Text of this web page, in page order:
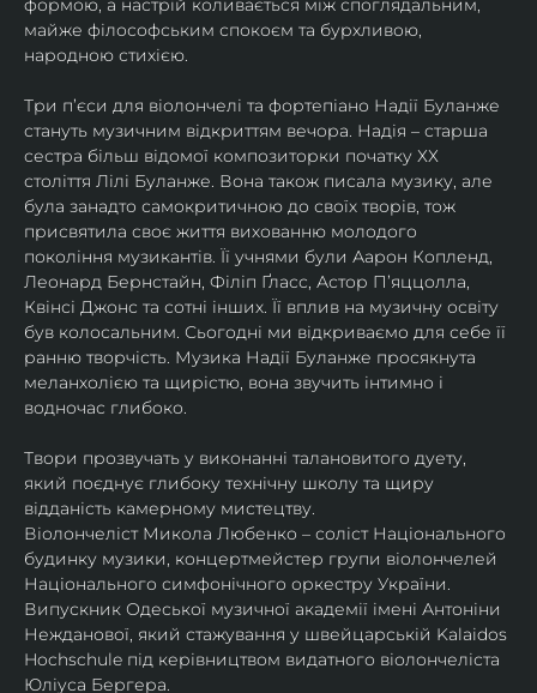
формою, а настрій коливається між споглядальним,
майже філософським спокоєм та бурхливою,
народною стихією.
Три п’єси для віолончелі та фортепіано Надії Буланже
стануть музичним відкриттям вечора. Надія – старша
сестра більш відомої композиторки початку ХХ
століття Лілі Буланже. Вона також писала музику, але
була занадто самокритичною до своїх творів, тож
присвятила своє життя вихованню молодого
покоління музикантів. Її учнями були Аарон Копленд,
Леонард Бернстайн, Філіп Ґласс, Астор П’яццолла,
Квінсі Джонс та сотні інших. Її вплив на музичну освіту
був колосальним. Сьогодні ми відкриваємо для себе її
ранню творчість. Музика Надії Буланже просякнута
меланхолією та щирістю, вона звучить інтимно і
водночас глибоко.
Твори прозвучать у виконанні талановитого дуету,
який поєднує глибоку технічну школу та щиру
відданість камерному мистецтву.
Віолончеліст Микола Любенко – соліст Національного
будинку музики, концертмейстер групи віолончелей
Національного симфонічного оркестру України.
Випускник Одеської музичної академії імені Антоніни
Нежданової, який стажування у швейцарській Kalaidos
Hochschule під керівництвом видатного віолончеліста
Юліуса Бергера.